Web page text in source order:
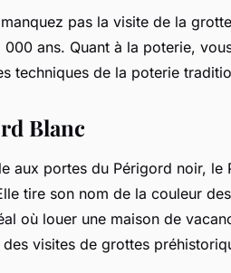
pas la visite de la
ans. Quant à la poterie,
techniques de la poterie
Blanc
aux portes du Périgord noir, le
tire son nom de la couleur
où louer une maison de
visites de grottes